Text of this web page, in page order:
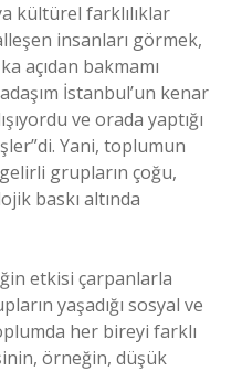
kültürel farklılıklar
insanları görmek,
açıdan bakmamı
İstanbul’un kenar
ve orada yaptığı
Yani, toplumun
grupların çoğu,
baskı altında
etkisi çarpanlarla
yaşadığı sosyal ve
her bireyi farklı
örneğin, düşük